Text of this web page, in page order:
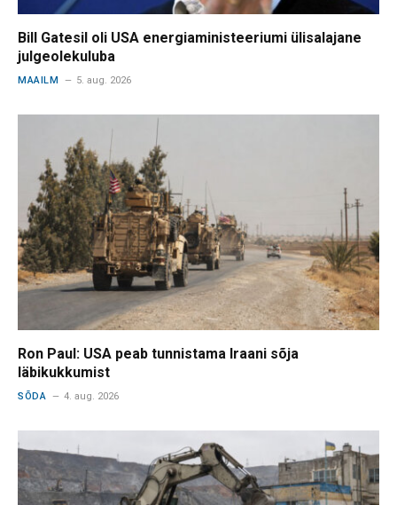
Bill Gatesil oli USA energiaministeeriumi ülisalajane
julgeolekuluba
MAAILM 5. aug. 2026
Ron Paul: USA peab tunnistama Iraani sõja
läbikukkumist
SÕDA 4. aug. 2026